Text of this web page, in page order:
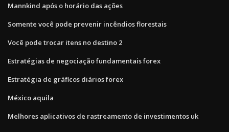
Mannkind após o horário das ações
Somente você pode prevenir incêndios florestais
Você pode trocar itens no destino 2
Estratégias de negociação fundamentais forex
Estratégia de gráficos diários forex
México aquila
Melhores aplicativos de rastreamento de investimentos uk